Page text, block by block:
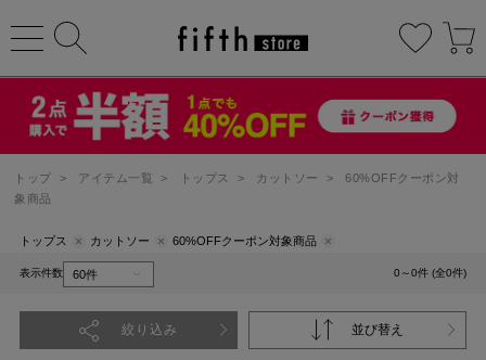
トップ > アイテム一覧 > トップス > カットソー >
60%OFFクーポン対
象商品
トップス カットソー 60%OFFクーポン対象商品
表示件数 0～0件 (全0件)
絞り込み 並び替え